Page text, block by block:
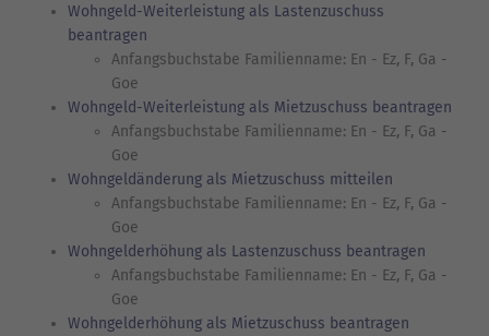
Wohngeld-Weiterleistung als Lastenzuschuss
beantragen
Anfangsbuchstabe Familienname: En - Ez, F, Ga -
Goe
Wohngeld-Weiterleistung als Mietzuschuss beantragen
Anfangsbuchstabe Familienname: En - Ez, F, Ga -
Goe
Wohngeldänderung als Mietzuschuss mitteilen
Anfangsbuchstabe Familienname: En - Ez, F, Ga -
Goe
Wohngelderhöhung als Lastenzuschuss beantragen
Anfangsbuchstabe Familienname: En - Ez, F, Ga -
Goe
Wohngelderhöhung als Mietzuschuss beantragen